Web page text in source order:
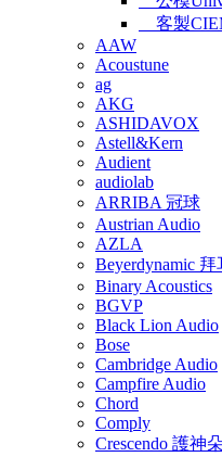
客製
AAW
Acoustune
ag
AKG
ASHIDAVOX
Astell&Kern
Audient
audiolab
ARRIBA 冠球
Austrian Audio
AZLA
Beyerdynamic 拜
Binary Acoustics
BGVP
Black Lion Audio
Bose
Cambridge Audio
Campfire Audio
Chord
Comply
Crescendo 護神